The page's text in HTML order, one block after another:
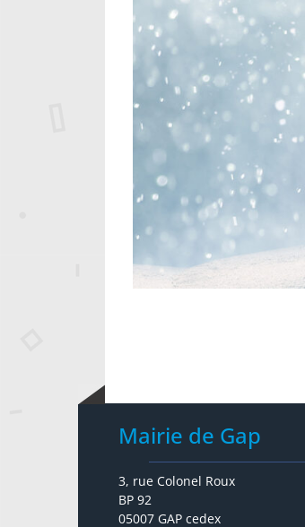
Mairie de Gap
3, rue Colonel Roux
BP 92
05007 GAP cedex